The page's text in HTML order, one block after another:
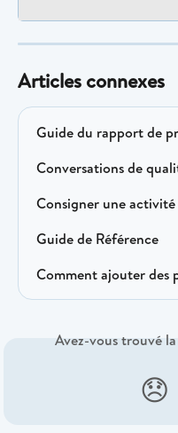
Articles connexes
Guide du rapport de
Conversations de
Consigner une activité
Guide de Référence
Comment ajouter des
Avez-vous trouvé
😞